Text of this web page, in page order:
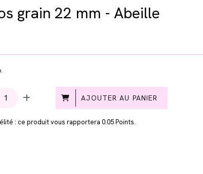
grain 22 mm - Abeille
AJOUTER AU PANIER
: ce produit vous rapportera0.05Points.